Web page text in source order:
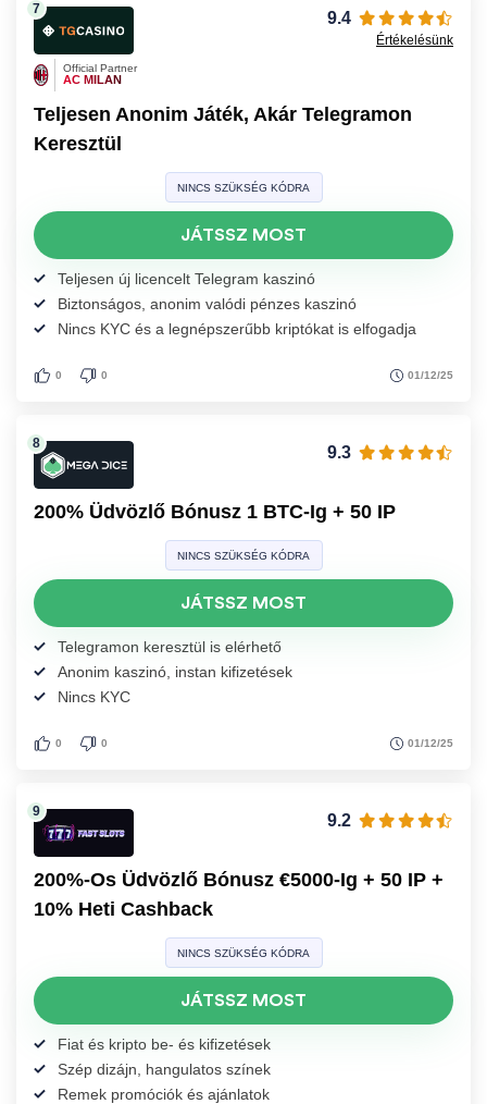
Teljesen Anonim Játék, Akár Telegramon
Keresztül
Official Partner
AC MILAN
01/12/25
Teljesen új licencelt Telegram kaszinó
Biztonságos, anonim valódi pénzes kaszinó
Nincs KYC és a legnépszerűbb kriptókat is elfogadja
9.4
Értékelésünk
NINCS SZÜKSÉG KÓDRA
JÁTSSZ MOST
0 0
200% Üdvözlő Bónusz 1 BTC-Ig + 50 IP
01/12/25
Telegramon keresztül is elérhető
Anonim kaszinó, instan kifizetések
Nincs KYC
9.3
NINCS SZÜKSÉG KÓDRA
JÁTSSZ MOST
0 0
200%-Os Üdvözlő Bónusz €5000-Ig + 50 IP +
10% Heti Cashback
Fiat és kripto be- és kifizetések
Szép dizájn, hangulatos színek
Remek promóciók és ajánlatok
9.2
NINCS SZÜKSÉG KÓDRA
JÁTSSZ MOST